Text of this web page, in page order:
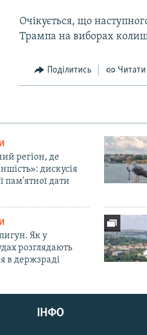
Очікується, що
Трампа на виборах
Поділитись Читати
регіон, де
дискусія
пам'ятної дати
Як у
розглядають
в держзраді
ІНФО